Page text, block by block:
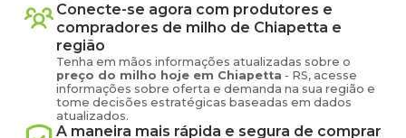
Conecte-se agora com produtores e
compradores de milho de Chiapetta e
região
Tenha em mãos informações atualizadas sobre o
preço do milho hoje em Chiapetta - RS, acesse
informações sobre oferta e demanda na sua região e
tome decisões estratégicas baseadas em dados
atualizados.
A maneira mais rápida e segura de comprar